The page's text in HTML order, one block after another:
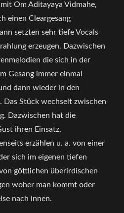
Om Aditayaya Vidmahe,
einen Cleargesang
setzten sehr tiefe Vocals
erzeugen. Dazwischen
die sich in der
Gesang immer einmal
dann wieder in den
Das Stück wechselt zwischen
Dazwischen hat die
ihren Einsatz.
erzählen u. a. von einer
sich im eigenen tiefen
göttlichen überirdischen
woher man kommt oder
nach innen.